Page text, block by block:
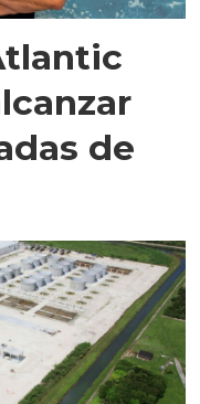
de